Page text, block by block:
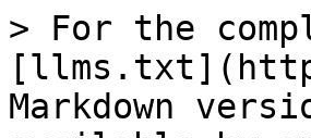
> For the
Markdown